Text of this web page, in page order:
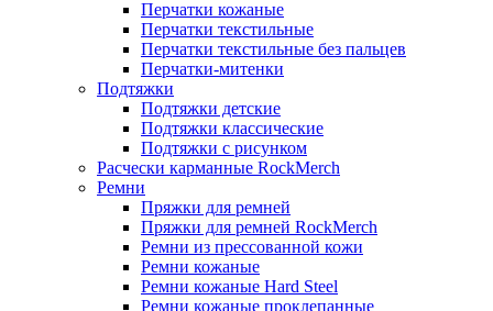
Перчатки кожаные
Перчатки текстильные
Перчатки текстильные без пальцев
Перчатки-митенки
Подтяжки
Подтяжки детские
Подтяжки классические
Подтяжки с рисунком
Расчески карманные RockMerch
Ремни
Пряжки для ремней
Пряжки для ремней RockMerch
Ремни из прессованной кожи
Ремни кожаные
Ремни кожаные Hard Steel
Ремни кожаные проклепанные